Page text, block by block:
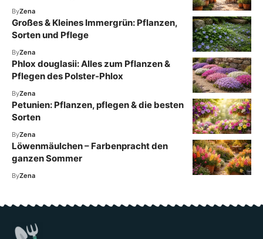
ByZena
Großes & Kleines Immergrün: Pflanzen,
Sorten und Pflege
ByZena
Phlox douglasii: Alles zum Pflanzen &
Pflegen des Polster-Phlox
ByZena
Petunien: Pflanzen, pflegen & die besten
Sorten
ByZena
Löwenmäulchen – Farbenpracht den
ganzen Sommer
ByZena